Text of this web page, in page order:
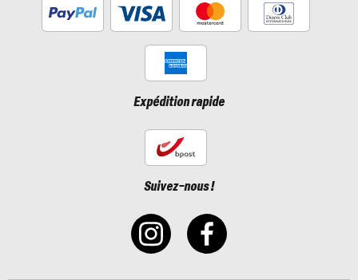
Expédition rapide
Suivez-nous !